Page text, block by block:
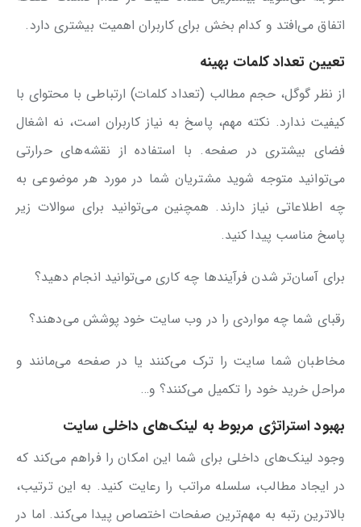
اتفاق می‌افتد و کدام بخش برای کاربران اهمیت بیشتری دارد.
تعیین تعداد کلمات بهینه
از نظر گوگل، حجم مطالب (تعداد کلمات) ارتباطی با محتوای با
کیفیت ندارد. نکته مهم، پاسخ به نیاز کاربران است، نه اشغال
فضای بیشتری در صفحه. با استفاده از نقشه‌های حرارتی
می‌توانید متوجه شوید مشتریان شما در مورد هر موضوعی به
چه اطلاعاتی نیاز دارند. همچنین می‌توانید برای سوالات زیر
پاسخ مناسب پیدا کنید.
برای آسان‌تر شدن فرآیندها چه کاری می‌توانید انجام دهید؟
رقبای شما چه مواردی را در وب سایت خود پوشش می‌دهند؟
مخاطبان شما سایت را ترک می‌کنند یا در صفحه می‌مانند و
مراحل خرید خود را تکمیل می‌کنند؟ و…
بهبود استراتژی مربوط به لینک‌های داخلی سایت
وجود لینک‌های داخلی برای شما این امکان را فراهم می‌کند که
در ایجاد مطالب، سلسله مراتب را رعایت کنید. به این ترتیب،
بالاترین رتبه به مهم‌ترین صفحات اختصاص پیدا می‌کند. اما در